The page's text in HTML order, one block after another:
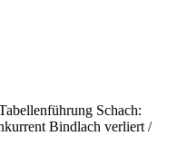
Schach:
Bindlach verliert /